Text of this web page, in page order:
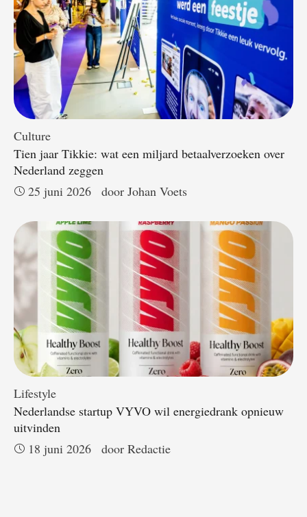
Culture
Tien jaar Tikkie: wat een miljard betaalverzoeken over
Nederland zeggen
25 juni 2026
door Johan Voets
Lifestyle
Nederlandse startup VYVO wil energiedrank opnieuw
uitvinden
18 juni 2026
door Redactie